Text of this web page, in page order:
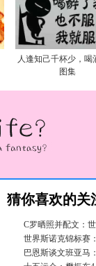
人逢知己千杯少，喝
图集
猜你喜欢的关
C罗晒照并配文：
世界斯诺克锦标赛
巴恩斯谈文班亚马